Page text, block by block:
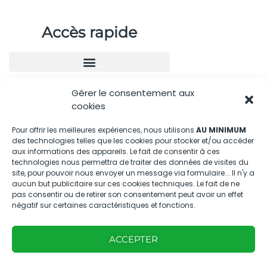
Gérer le consentement aux
cookies
Pour offrir les meilleures expériences, nous utilisons AU MINIMUM
des technologies telles que les cookies pour stocker et/ou accéder
aux informations des appareils. Le fait de consentir à ces
technologies nous permettra de traiter des données de visites du
site, pour pouvoir nous envoyer un message via formulaire... Il n'y a
aucun but publicitaire sur ces cookies techniques. Le fait de ne
pas consentir ou de retirer son consentement peut avoir un effet
négatif sur certaines caractéristiques et fonctions.
ACCEPTER
Accès rapide
Nous contacter
04.88.08.75.28
contactBT@bleu-tomate.fr
Kit média
Kit média Bleu Tomate
Nous suivre